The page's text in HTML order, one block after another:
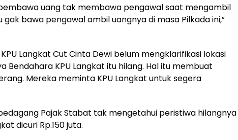
uang tak membawa pengawal saat mengambil
gak bawa pengawal ambil uangnya di masa Pilkada ini,”
Langkat Cut Cinta Dewi belum mengklarifikasi lokasi
Bendahara KPU Langkat itu hilang. Hal itu membuat
Mereka meminta KPU Langkat untuk segera
Pajak Stabat tak mengetahui peristiwa hilangnya
dicuri Rp.150 juta.